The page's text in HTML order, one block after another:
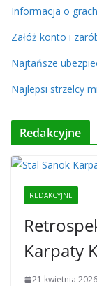
Informacja o
Załóż konto i
Najtańsze
Najlepsi strzelcy
Redakcyjne
REDAKCYJNE
Karpaty
21 kwietnia 2026